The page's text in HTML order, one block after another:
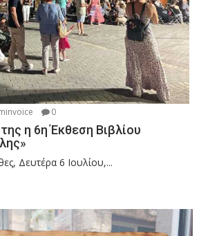
0
η 6η Έκθεση Βιβλίου
Δευτέρα 6 Ιουλίου,...